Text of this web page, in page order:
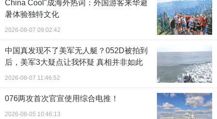
China Cool"成海外热词：外国游客来华避
暑体验独特文化
2026-08-07 09:02:42
中国真发现不了美军无人艇？052D被拍到
后，美军3大疑点让我怀疑 真相并非如此
2026-08-07 11:46:52
076两攻首次官宣使用综合电推！
2026-08-05 10:46:13